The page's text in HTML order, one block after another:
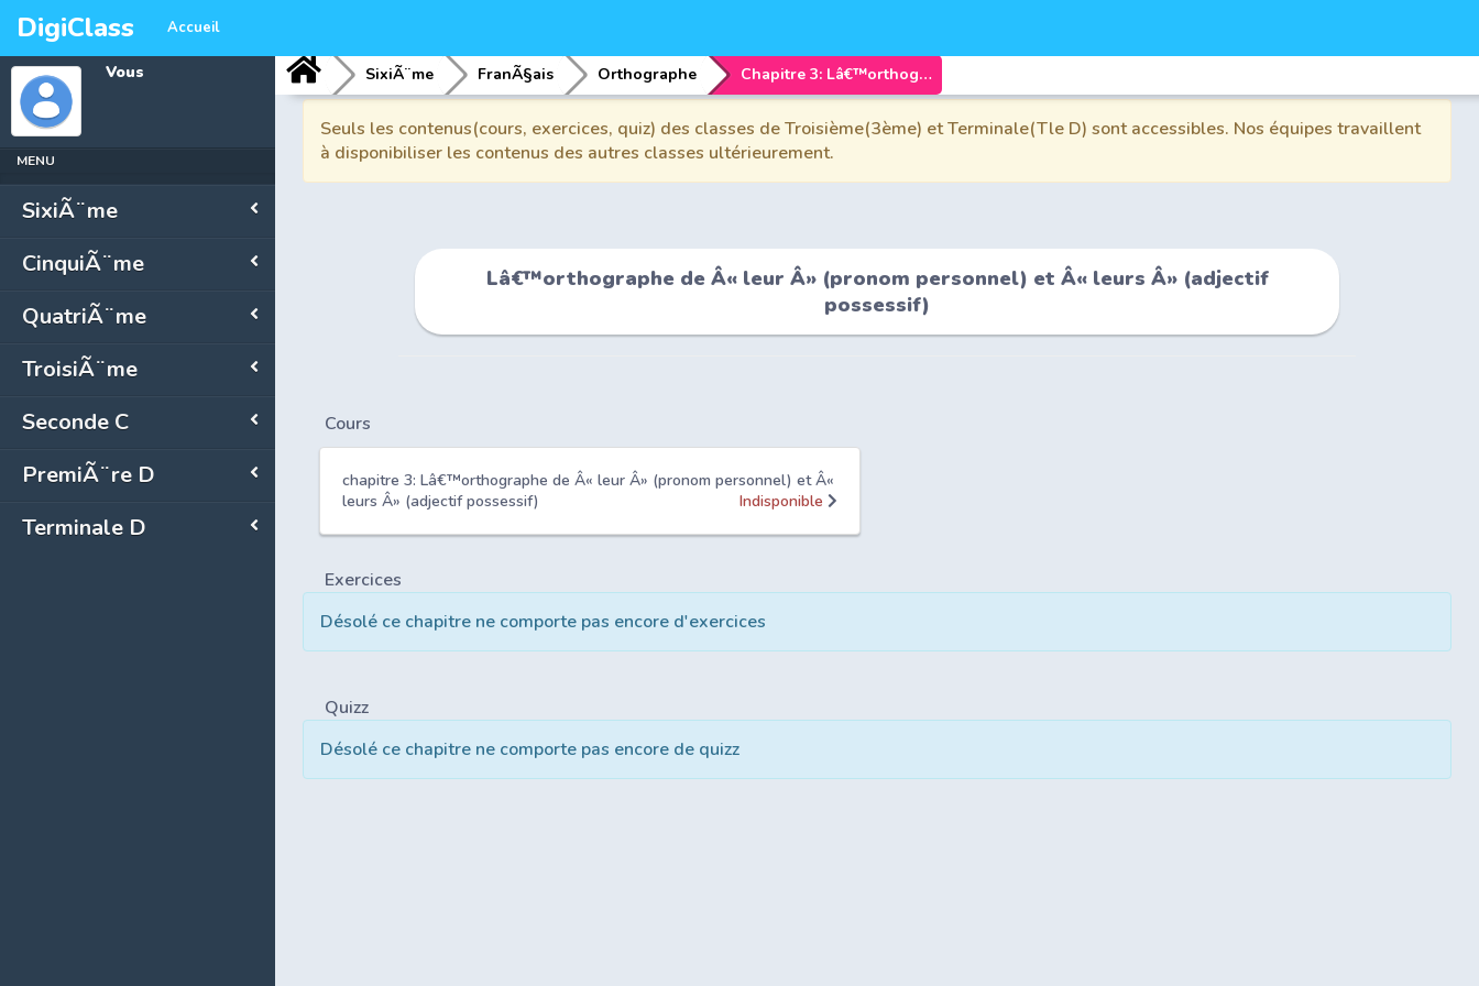
DigiClass Accueil
Vous
MENU
SixiÃ¨me
CinquiÃ¨me
QuatriÃ¨me
TroisiÃ¨me
Seconde C
PremiÃ¨re D
Terminale D
SixiÃ¨me FranÃ§ais Orthographe Chapitre 3: Lâ€™orthographe de Â« leur Â» (pronom personnel) et Â« leurs Â» (adjectif possessif)
Seuls les contenus(cours, exercices, quiz) des classes de Troisième(3ème) et Terminale(Tle D) sont accessibles. Nos équipes travaillent
à disponibiliser les contenus des autres classes ultérieurement.
Lâ€™orthographe de Â« leur Â» (pronom personnel) et Â« leurs Â» (adjectif
possessif)
Cours
chapitre 3: Lâ€™orthographe de Â« leur Â» (pronom personnel) et Â«
leurs Â» (adjectif possessif)
Indisponible
Exercices
Désolé ce chapitre ne comporte pas encore d'exercices
Quizz
Désolé ce chapitre ne comporte pas encore de quizz